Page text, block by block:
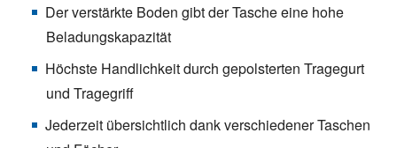
Der verstärkte Boden gibt der Tasche eine hohe
Beladungskapazität
Höchste Handlichkeit durch gepolsterten Tragegurt
und Tragegriff
Jederzeit übersichtlich dank verschiedener Taschen